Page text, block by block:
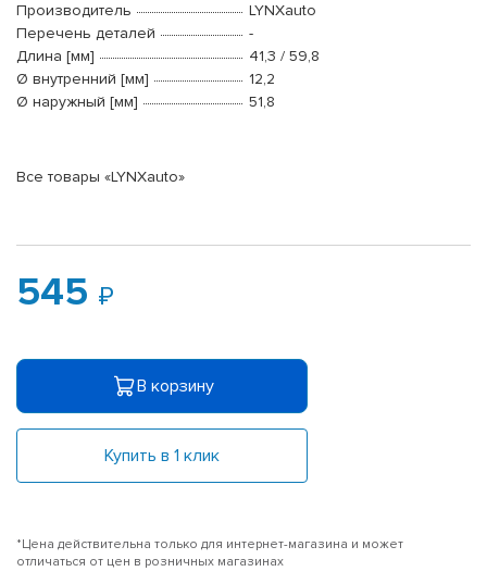
Производитель
LYNXauto
Перечень деталей
-
Длина [мм]
41,3 / 59,8
Ø внутренний [мм]
12,2
Ø наружный [мм]
51,8
Все товары «LYNXauto»
545
В корзину
Купить в 1 клик
*Цена действительна только для интернет-магазина и может
отличаться от цен в розничных магазинах